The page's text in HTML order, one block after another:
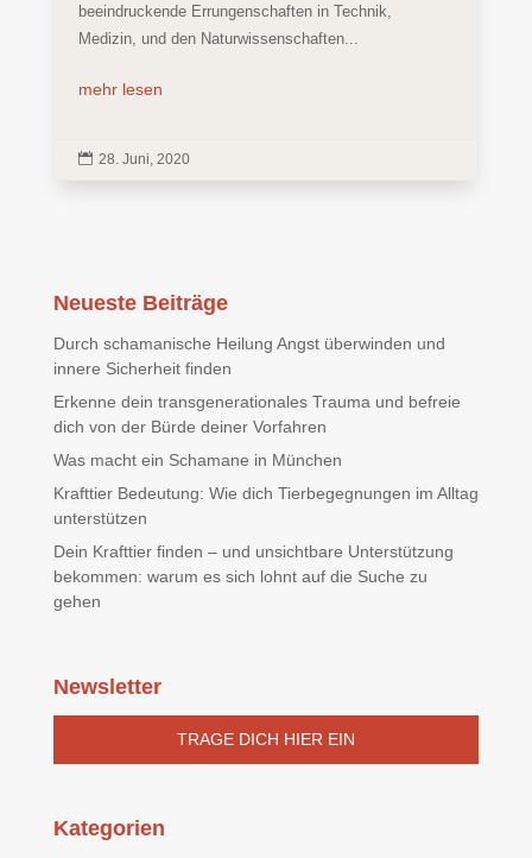
beeindruckende Errungenschaften in Technik,
Medizin, und den Naturwissenschaften...
mehr lesen
 28. Juni, 2020
Neueste Beiträge
Durch schamanische Heilung Angst überwinden und
innere Sicherheit finden
Erkenne dein transgenerationales Trauma und befreie
dich von der Bürde deiner Vorfahren
Was macht ein Schamane in München
Krafttier Bedeutung: Wie dich Tierbegegnungen im Alltag
unterstützen
Dein Krafttier finden – und unsichtbare Unterstützung
bekommen: warum es sich lohnt auf die Suche zu
gehen
Newsletter
TRAGE DICH HIER EIN
Kategorien